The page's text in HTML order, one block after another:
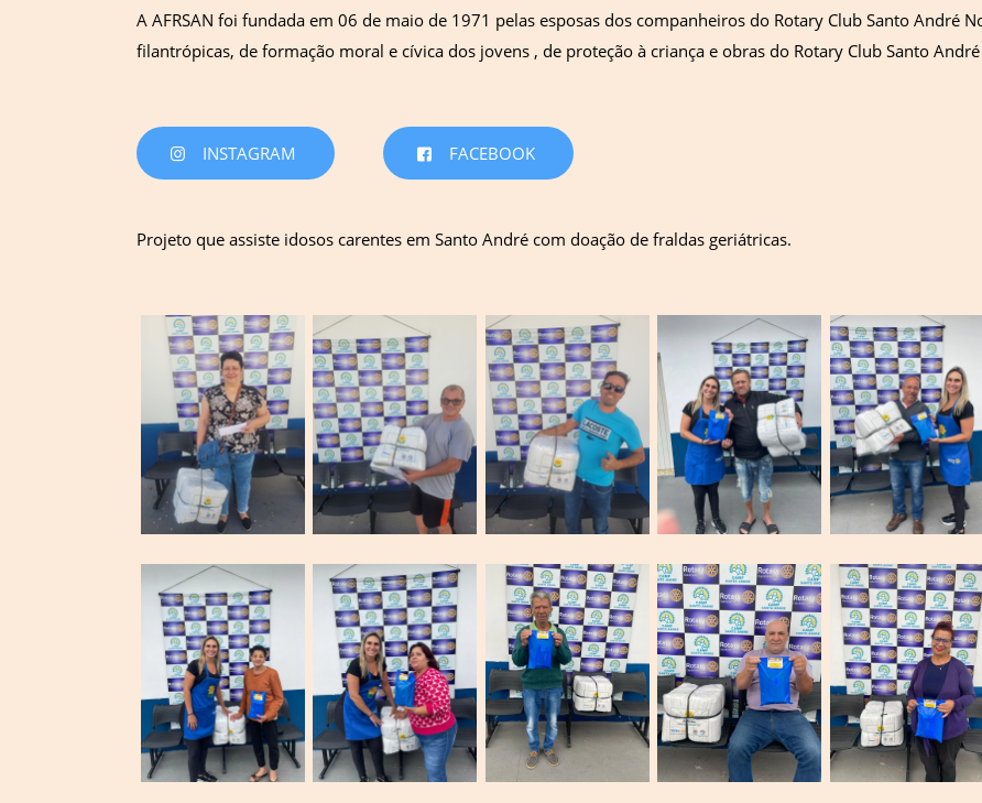
A AFRSAN foi fundada em 06 de maio de 1971 pelas esposas dos companheiros do Rotary Club Santo André
filantrópicas, de formação moral e cívica dos jovens , de proteção à criança e obras do Rotary Club Santo
INSTAGRAM FACEBOOK
Projeto que assiste idosos carentes em Santo André com doação de fraldas geriátricas.